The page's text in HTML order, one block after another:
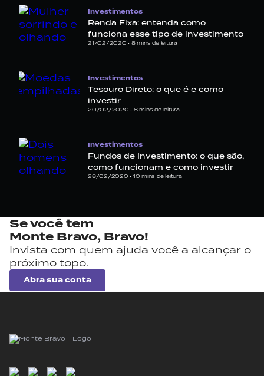
Investimentos
Renda Fixa: entenda como
funciona esse tipo de investimento
21/02/2020 • 8 mins de leitura
Investimentos
Tesouro Direto: o que é e como
investir
20/02/2020 • 8 mins de leitura
Investimentos
Fundos de Investimento: o que são,
como funcionam e como investir
28/02/2020 • 10 mins de leitura
Se você tem
Monte Bravo, Bravo!
Invista com quem ajuda você a alcançar o
próximo topo.
Abra sua conta